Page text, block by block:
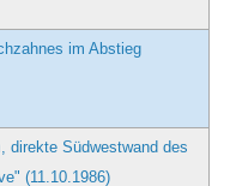
im Abstieg
direkte Südwestwand des
(11.10.1986)